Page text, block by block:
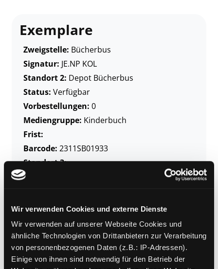
Wir verwenden Cookies und externe Dienste
Wir verwenden auf unserer Webseite Cookies und
ähnliche Technologien von Drittanbietern zur Verarbeitung
von personenbezogenen Daten (z.B.: IP-Adressen).
Einige von ihnen sind notwendig für den Betrieb der
Exemplare
Zweigstelle: Bücherbus
Signatur: JE.NP KOL
Standort 2: Depot Bücherbus
Status: Verfügbar
Vorbestellungen: 0
Mediengruppe: Kinderbuch
Frist:
Barcode: 2311SB01933
Standort 3:
Zweigstelle:Bücherbus
Signatur:JE.NP KOL
Standort 2: Depot Bücherbus
Status: Verfügbar
Vorbestellungen: